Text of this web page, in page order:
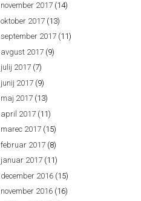
november 2017 (14)
oktober 2017 (13)
september 2017 (11)
avgust 2017 (9)
julij 2017 (7)
junij 2017 (9)
maj 2017 (13)
april 2017 (11)
marec 2017 (15)
februar 2017 (8)
januar 2017 (11)
december 2016 (15)
november 2016 (16)